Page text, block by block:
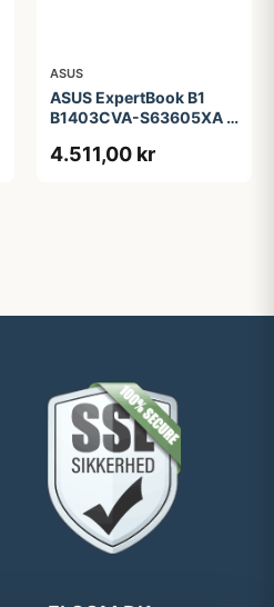
ASUS
ASUS ExpertBook B1
B1403CVA-S63605XA -
i3-1315U - 8 GB RAM -
4.511,00 kr